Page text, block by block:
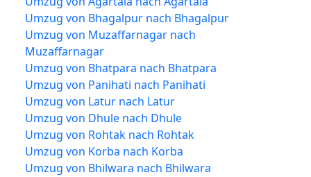
Umzug von Bhagalpur nach Bhagalpur
Umzug von Muzaffarnagar nach
Muzaffarnagar
Umzug von Bhatpara nach Bhatpara
Umzug von Panihati nach Panihati
Umzug von Latur nach Latur
Umzug von Dhule nach Dhule
Umzug von Rohtak nach Rohtak
Umzug von Korba nach Korba
Umzug von Bhilwara nach Bhilwara